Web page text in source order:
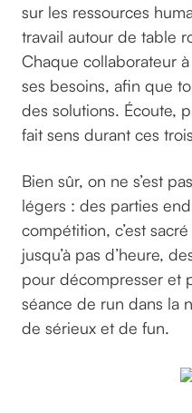
sur les ressources
travail autour de table
Chaque collaborateur
ses besoins, afin que
des solutions. Écoute,
fait sens durant ces
Bien sûr, on ne s’est
légers : des parties
compétition, c’est
jusqu’à pas d’heure,
pour décompresser et
séance de run dans la
de sérieux et de fun.